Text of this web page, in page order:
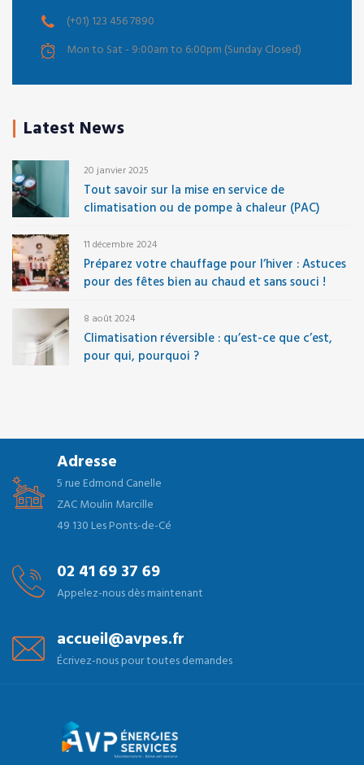
(+01) 123 456 7890
Mon to Sat - 9:00am to 6:00pm (Sunday Closed)
Latest News
20 janvier 2025
Tout savoir sur la mise en service de
climatisation ou de pompe à chaleur (PAC)
11 décembre 2024
Préparez votre chauffage pour l’hiver : Astuces
pour des fêtes bien au chaud et sans souci !
8 août 2024
Climatisation réversible : qu’est-ce que c’est,
pour qui, pourquoi ?
Adresse
5 rue Edmond Canelle
ZAC Moulin Marcille
49 130 Les Ponts-de-Cé
02 41 69 37 69
Appelez-nous dès maintenant
accueil@avpes.fr
Écrivez-nous pour toutes demandes